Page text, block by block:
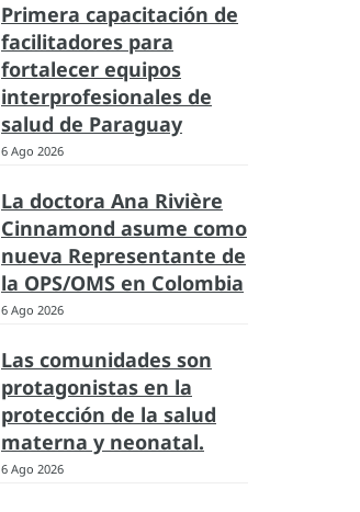
Primera capacitación de
facilitadores para
fortalecer equipos
interprofesionales de
salud de Paraguay
6 Ago 2026
La doctora Ana Rivière
Cinnamond asume como
nueva Representante de
la OPS/OMS en Colombia
6 Ago 2026
Las comunidades son
protagonistas en la
protección de la salud
materna y neonatal.
6 Ago 2026